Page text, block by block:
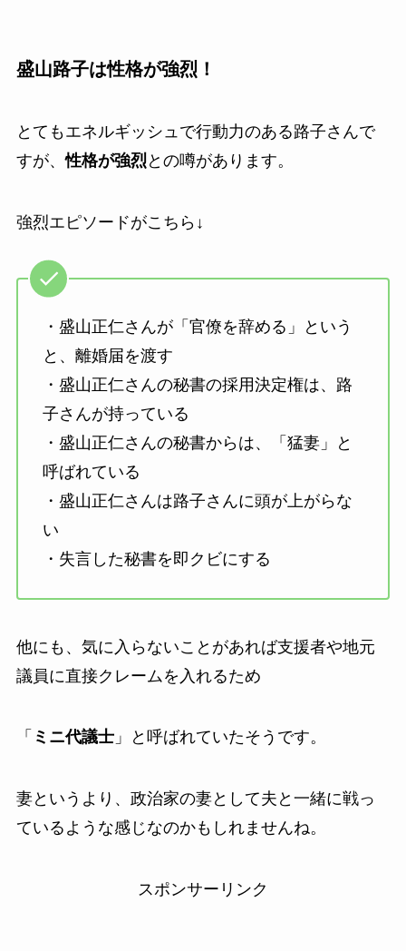
盛山路子は性格が強烈！
とてもエネルギッシュで行動力のある路子さんで
すが、性格が強烈との噂があります。
強烈エピソードがこちら↓
・盛山正仁さんが「官僚を辞める」という
と、離婚届を渡す
・盛山正仁さんの秘書の採用決定権は、路
子さんが持っている
・盛山正仁さんの秘書からは、「猛妻」と
呼ばれている
・盛山正仁さんは路子さんに頭が上がらな
い
・失言した秘書を即クビにする
他にも、気に入らないことがあれば支援者や地元
議員に直接クレームを入れるため
「 ミニ代議士」と呼ばれていたそうです。
妻というより、政治家の妻として夫と一緒に戦っ
ているような感じなのかもしれませんね。
スポンサーリンク